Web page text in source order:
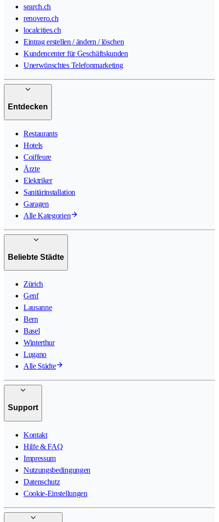
search.ch
renovero.ch
localcities.ch
Eintrag erstellen / ändern / löschen
Kundencenter für Geschäftskunden
Unerwünschtes Telefonmarketing
Entdecken
Restaurants
Hotels
Coiffeure
Ärzte
Elektriker
Sanitärinstallation
Garagen
Alle Kategorien
Beliebte Städte
Zürich
Genf
Lausanne
Bern
Basel
Winterthur
Lugano
Alle Städte
Support
Kontakt
Hilfe & FAQ
Impressum
Nutzungsbedingungen
Datenschutz
Cookie-Einstellungen